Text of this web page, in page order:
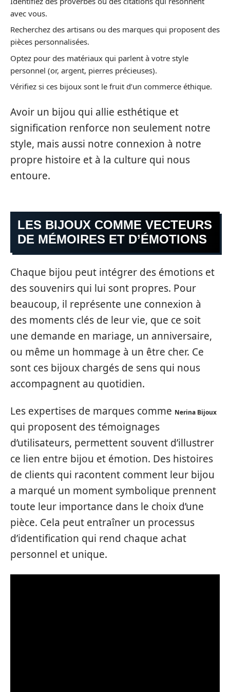
avec vous.
Recherchez des artisans ou des marques qui proposent des
pièces personnalisées.
Optez pour des matériaux qui parlent à votre style
personnel (or, argent, pierres précieuses).
Vérifiez si ces bijoux sont le fruit d’un commerce éthique.
Avoir un bijou qui allie esthétique et
signification renforce non seulement notre
style, mais aussi notre connexion à notre
propre histoire et à la culture qui nous
entoure.
LES BIJOUX COMME VECTEURS
DE MÉMOIRES ET D’ÉMOTIONS
Chaque bijou peut intégrer des émotions et
des souvenirs qui lui sont propres. Pour
beaucoup, il représente une connexion à
des moments clés de leur vie, que ce soit
une demande en mariage, un anniversaire,
ou même un hommage à un être cher. Ce
sont ces bijoux chargés de sens qui nous
accompagnent au quotidien.
Les expertises de marques comme Nerina Bijoux
qui proposent des témoignages
d’utilisateurs, permettent souvent d’illustrer
ce lien entre bijou et émotion. Des histoires
de clients qui racontent comment leur bijou
a marqué un moment symbolique prennent
toute leur importance dans le choix d’une
pièce. Cela peut entraîner un processus
d’identification qui rend chaque achat
personnel et unique.